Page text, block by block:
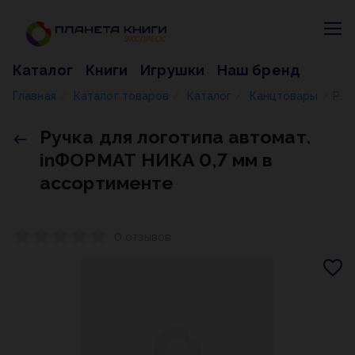
Каталог Книги Игрушки Наш бренд
Главная Каталог товаров Каталог Канцтовары
Ручка для логотипа автомат.
inФОРМАТ НИКА 0,7 мм в
ассортименте